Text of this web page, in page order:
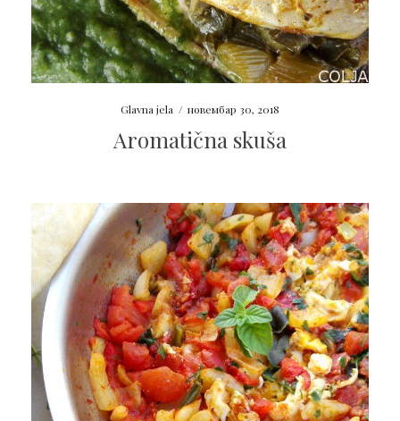
Glavna jela / новембар 30, 2018
Aromatična skuša